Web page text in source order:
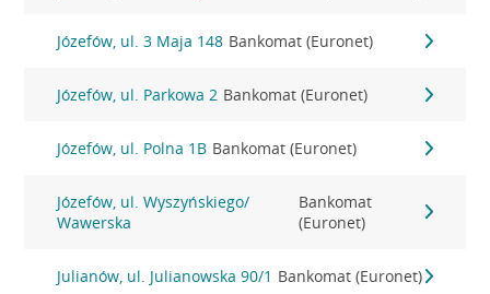
Józefów, ul. 3 Maja 148 Bankomat (Euronet)
Józefów, ul. Parkowa 2 Bankomat (Euronet)
Józefów, ul. Polna 1B Bankomat (Euronet)
Józefów, ul. Wyszyńskiego/
Wawerska
Bankomat
(Euronet)
Julianów, ul. Julianowska 90/1 Bankomat (Euronet)